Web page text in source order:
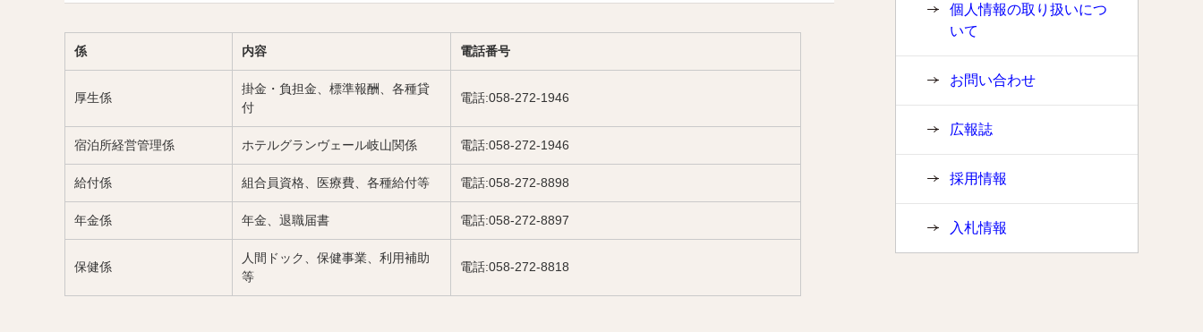
係 内容 電話番号
厚生係
掛金・負担金、標準報酬、各種貸
付
電話:058-272-1946
宿泊所経営管理係 ホテルグランヴェール岐山関係 電話:058-272-1946
給付係 組合員資格、医療費、各種給付等 電話:058-272-8898
年金係 年金、退職届書 電話:058-272-8897
保健係
人間ドック、保健事業、利用補助
等
電話:058-272-8818
個人情報の取り扱いにつ
いて
お問い合わせ
広報誌
採用情報
入札情報